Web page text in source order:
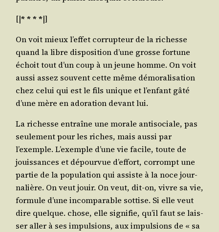
[|* * * *|]
On voit mieux l’ef­fet cor­rup­teur de la richesse
quand la libre dis­po­si­tion d’une grosse for­tune
échoit tout d’un coup à un jeune homme. On voit
aus­si assez sou­vent cette même démo­ra­li­sa­tion
chez celui qui est le fils unique et l’en­fant gâté
d’une mère en ado­ra­tion devant lui.
La richesse entraîne une morale anti­so­ciale, pas
seule­ment pour les riches, mais aus­si par
l’exemple. L’exemple d’une vie facile, toute de
jouis­sances et dépour­vue d’ef­fort, cor­rompt une
par­tie de la popu­la­tion qui assiste à la noce jour­
na­lière. On veut jouir. On veut, dit-on, vivre sa vie,
for­mule d’une incom­pa­rable sot­tise. Si elle veut
dire quelque. chose, elle signi­fie, qu’il faut se lais­
ser aller à ses impul­sions, aux impul­sions de « sa